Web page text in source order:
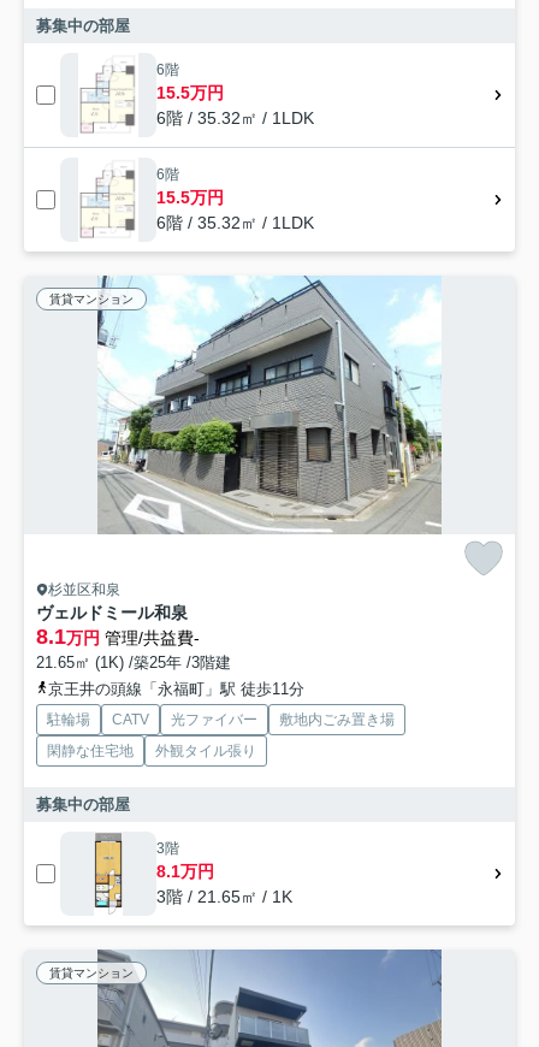
募集中の部屋
6階
15.5万円
6階 / 35.32㎡ / 1LDK
6階
15.5万円
6階 / 35.32㎡ / 1LDK
賃貸マンション
杉並区和泉
ヴェルドミール和泉
8.1万円 管理/共益費-
21.65㎡ (1K) /築25年 /3階建
京王井の頭線「永福町」駅 徒歩11分
駐輪場 CATV 光ファイバー
敷地内ごみ置き場
閑静な住宅地
外観タイル張り
募集中の部屋
3階
8.1万円
3階 / 21.65㎡ / 1K
賃貸マンション